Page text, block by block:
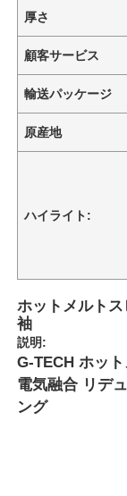
厚さ
顧客サービス
輸送パッケージ
原産地
ハイライト:
ホットメルト
袖
説明:
G-TECH ホッ
電気融合 リデ
ング